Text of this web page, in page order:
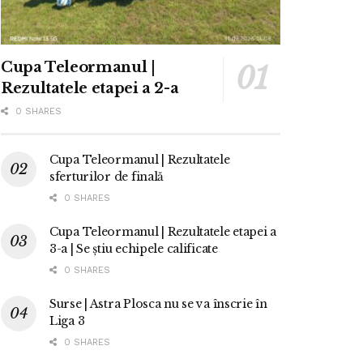
Cupa Teleormanul |
Rezultatele etapei a 2-a
0 SHARES
Cupa Teleormanul | Rezultatele
sferturilor de finală
0 SHARES
Cupa Teleormanul | Rezultatele etapei a
3-a | Se știu echipele calificate
0 SHARES
Surse | Astra Plosca nu se va înscrie în
Liga 3
0 SHARES